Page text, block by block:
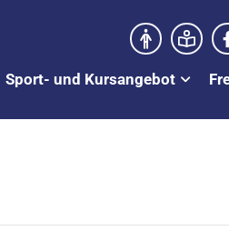
Sport- und Kursangebot